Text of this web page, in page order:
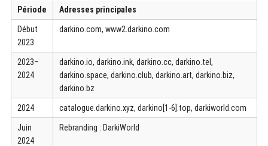
Période Adresses principales
Début
2023
darkino.com, www2.darkino.com
2023–
2024
darkino.io, darkino.ink, darkino.cc, darkino.tel,
darkino.space, darkino.club, darkino.art, darkino.biz,
darkino.bz
2024 catalogue.darkino.xyz, darkino[1-6].top, darkiworld.com
Juin
2024
Rebranding : DarkiWorld